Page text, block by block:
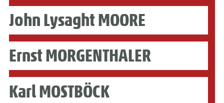
John Lysaght MOORE
Ernst MORGENTHALER
Karl MOSTBÖCK